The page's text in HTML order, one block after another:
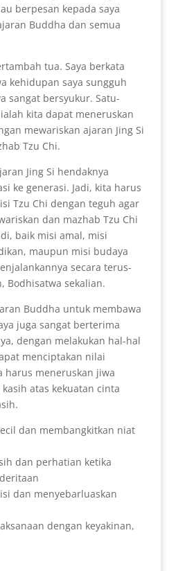
berpesan kepada saya
Buddha dan semua
tua. Saya berkata
kehidupan saya sungguh
sangat bersyukur. Satu-
kita dapat meneruskan
mewariskan ajaran Jing Si
Tzu Chi.
Jing Si hendaknya
ke generasi. Jadi, kita harus
Tzu Chi dengan teguh agar
dan mazhab Tzu Chi
baik misi amal, misi
maupun misi budaya
secara terus-
Bodhisatwa sekalian.
Buddha untuk membawa
juga sangat berterima
dengan melakukan hal-hal
menciptakan nilai
harus meneruskan jiwa
atas kekuatan cinta
dan membangkitkan niat
dan perhatian ketika
dan menyebarluaskan
dengan keyakinan,